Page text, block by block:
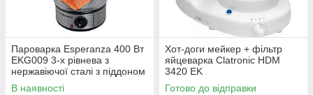
Пароварка Esperanza 400 Вт
EKG009 3-х рівнева з
нержавіючої сталі з піддоном
мультиварка з чашею 7.5 літр
В наявності
Хот-доги мейкер + фільтр
яйцеварка Clatronic HDM
3420 EK
Готово до відправки